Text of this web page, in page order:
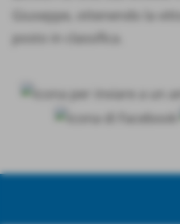
Giuseppe, ottenendo la
posto in classifica.